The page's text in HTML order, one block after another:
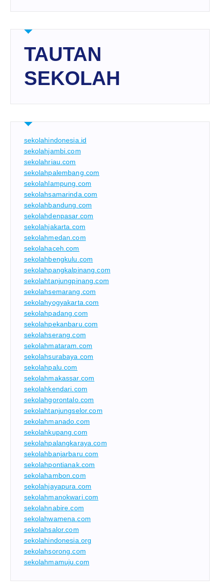
TAUTAN
SEKOLAH
sekolahindonesia.id
sekolahjambi.com
sekolahriau.com
sekolahpalembang.com
sekolahlampung.com
sekolahsamarinda.com
sekolahbandung.com
sekolahdenpasar.com
sekolahjakarta.com
sekolahmedan.com
sekolahaceh.com
sekolahbengkulu.com
sekolahpangkalpinang.com
sekolahtanjungpinang.com
sekolahsemarang.com
sekolahyogyakarta.com
sekolahpadang.com
sekolahpekanbaru.com
sekolahserang.com
sekolahmataram.com
sekolahsurabaya.com
sekolahpalu.com
sekolahmakassar.com
sekolahkendari.com
sekolahgorontalo.com
sekolahtanjungselor.com
sekolahmanado.com
sekolahkupang.com
sekolahpalangkaraya.com
sekolahbanjarbaru.com
sekolahpontianak.com
sekolahambon.com
sekolahjayapura.com
sekolahmanokwari.com
sekolahnabire.com
sekolahwamena.com
sekolahsalor.com
sekolahindonesia.org
sekolahsorong.com
sekolahmamuju.com